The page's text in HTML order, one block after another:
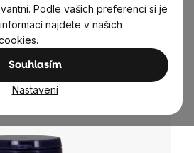
Podle vašich preferencí si je
najdete v našich
.
Souhlasím
Nastavení
Q10) + Hloh, 100 mg,
1 hodnocení